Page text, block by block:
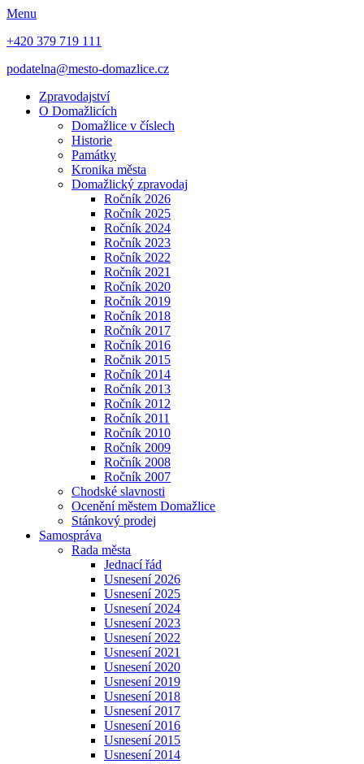
Menu
+420 379 719 111
podatelna@mesto-domazlice.cz
Zpravodajství
O Domažlicích
Domažlice v číslech
Historie
Památky
Kronika města
Domažlický zpravodaj
Ročník 2026
Ročník 2025
Ročník 2024
Ročník 2023
Ročník 2022
Ročník 2021
Ročník 2020
Ročník 2019
Ročník 2018
Ročník 2017
Ročník 2016
Ročnik 2015
Ročník 2014
Ročník 2013
Ročník 2012
Ročník 2011
Ročník 2010
Ročník 2009
Ročník 2008
Ročník 2007
Chodské slavnosti
Ocenění městem Domažlice
Stánkový prodej
Samospráva
Rada města
Jednací řád
Usnesení 2026
Usnesení 2025
Usnesení 2024
Usnesení 2023
Usnesení 2022
Usnesení 2021
Usnesení 2020
Usnesení 2019
Usnesení 2018
Usnesení 2017
Usnesení 2016
Usnesení 2015
Usnesení 2014